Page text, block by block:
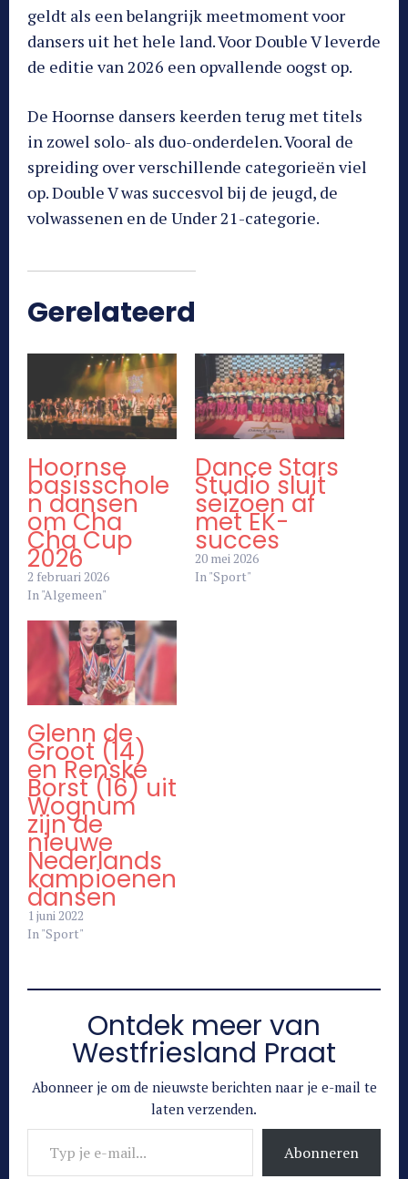
geldt als een belangrijk meetmoment voor
dansers uit het hele land. Voor Double V leverde
de editie van 2026 een opvallende oogst op.
De Hoornse dansers keerden terug met titels
in zowel solo- als duo-onderdelen. Vooral de
spreiding over verschillende categorieën viel
op. Double V was succesvol bij de jeugd, de
volwassenen en de Under 21-categorie.
Gerelateerd
Hoornse
basisschole
n dansen
om Cha
Cha Cup
2026
2 februari 2026
In "Algemeen"
Dance Stars
Studio sluit
seizoen af
met EK-
succes
20 mei 2026
In "Sport"
Glenn de
Groot (14)
en Renske
Borst (16) uit
Wognum
zijn de
nieuwe
Nederlands
kampioenen
dansen
1 juni 2022
In "Sport"
Ontdek meer van
Westfriesland Praat
Abonneer je om de nieuwste berichten naar je e-mail te
laten verzenden.
Typ je e-mail...
Abonneren